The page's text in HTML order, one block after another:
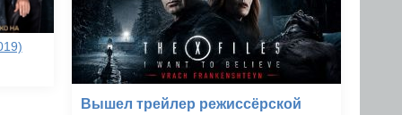
Вышел трейлер режиссёрской